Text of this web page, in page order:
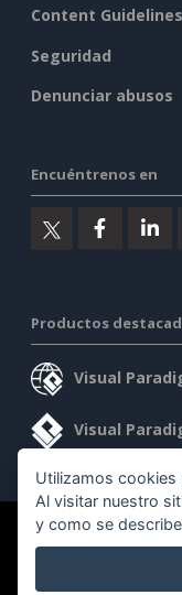
Content Guidelines
Seguridad
Denunciar abusos
Encuéntrenos en
Productos
Visual
Visual
©2026 by Visual
Utilizamos cookies
Al visitar nuestro
y como se